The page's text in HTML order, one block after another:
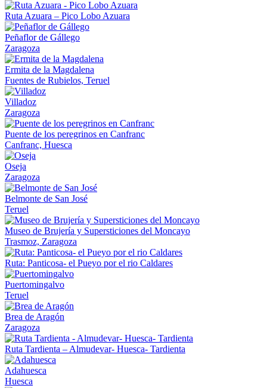
Ruta Azuara – Pico Lobo Azuara
Peñaflor de Gállego
Zaragoza
Ermita de la Magdalena
Fuentes de Rubielos, Teruel
Villadoz
Zaragoza
Puente de los peregrinos en Canfranc
Canfranc, Huesca
Oseja
Zaragoza
Belmonte de San José
Teruel
Museo de Brujería y Supersticiones del Moncayo
Trasmoz, Zaragoza
Ruta: Panticosa- el Pueyo por el rio Caldares
Puertomingalvo
Teruel
Brea de Aragón
Zaragoza
Ruta Tardienta – Almudevar- Huesca- Tardienta
Adahuesca
Huesca